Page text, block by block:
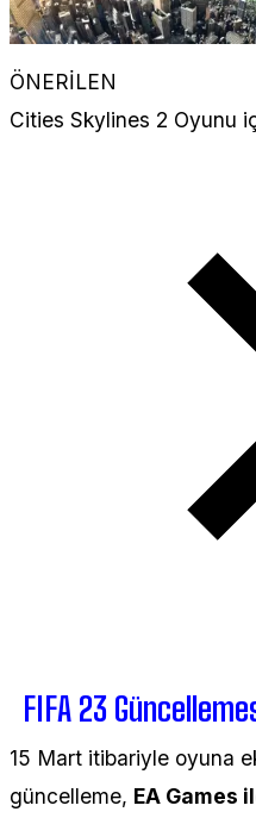
ÖNERİLEN
Cities Skylines 2 Oyunu
FIFA 23
15 Mart itibariyle oyuna
güncelleme, EA Games